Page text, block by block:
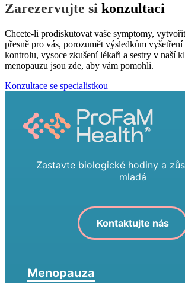
Zarezervujte si konzultaci
Chcete-li prodiskutovat vaše symptomy,
přesně pro vás, porozumět výsledkům
kontrolu, vysoce zkušení lékaři a sestry v naší
menopauzu jsou zde, aby vám pomohli.
Konzultace se specialistkou
Zastavte biologické hodiny a
mladá
Kontaktujte nás
Menopauza